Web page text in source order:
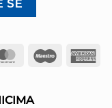
MasterCard
Maestro